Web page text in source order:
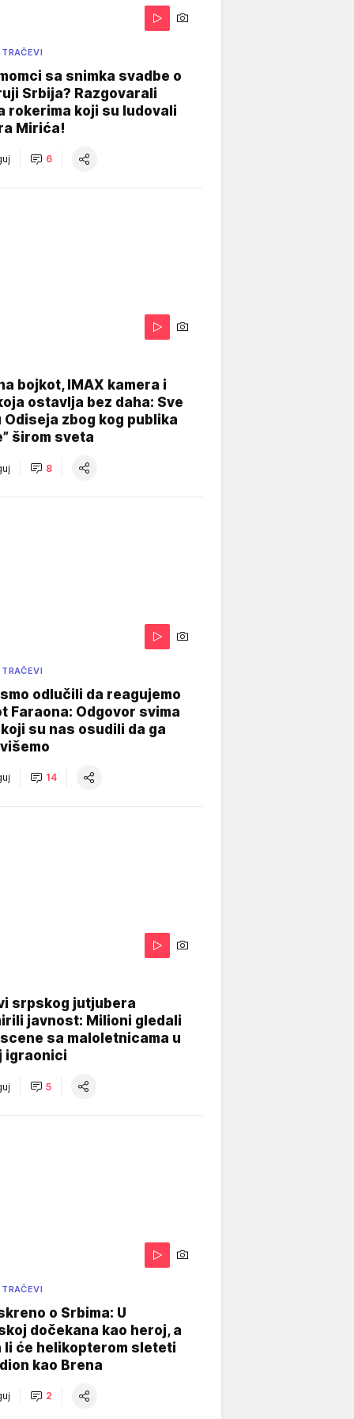
sa snimka svadbe o
Srbija? Razgovarali
rokerima koji su ludovali
Mirića!
6
bojkot, IMAX kamera i
ostavlja bez daha: Sve
Odiseja zbog kog publika
širom sveta
8
odlučili da reagujemo
Faraona: Odgovor svima
su nas osudili da ga
14
srpskog jutjubera
javnost: Milioni gledali
sa maloletnicama u
igraonici
5
o Srbima: U
dočekana kao heroj, a
li će helikopterom sleteti
kao Brena
2